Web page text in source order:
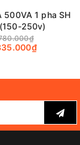
500VA 1 pha SH
250v)